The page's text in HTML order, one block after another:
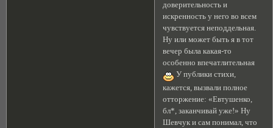
доверительность и
искренность у него во всем
чувствуется неподдельная.
Ну или может быть я в тот
вечер была какая-то
особенно впечатлительная
У публики стихи,
кажется, вызвали полное
отторжение: «Евтушенко,
бл*, заканчивай уже!» Ну
Шевчук и сам понимал, что